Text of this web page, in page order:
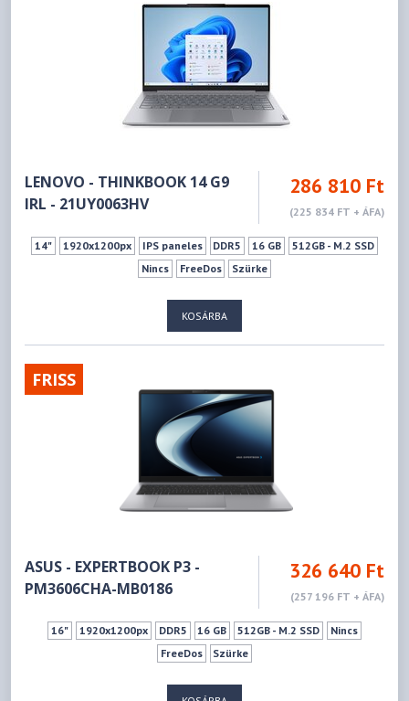
LENOVO - THINKBOOK 14 G9
IRL - 21UY0063HV
286 810 Ft
(225 834 FT + ÁFA)
14" 1920x1200px IPS paneles DDR5 16 GB
512GB - M.2 SSD
Nincs
FreeDos Szürke
KOSÁRBA
FRISS
ASUS - EXPERTBOOK P3 -
PM3606CHA-MB0186
326 640 Ft
(257 196 FT + ÁFA)
16" 1920x1200px DDR5 16 GB 512GB - M.2 SSD
Nincs
FreeDos
Szürke